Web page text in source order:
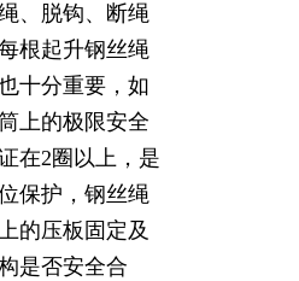
、脱钩、断绳
根起升钢丝绳
十分重要，如
上的极限安全
在2圈以上，是
保护，钢丝绳
的压板固定及
是否安全合